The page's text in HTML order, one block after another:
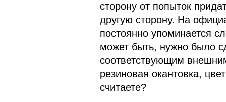
сторону от попыток
другую сторону. На
постоянно упоминается
может быть, нужно было
соответствующим
резиновая окантовка,
считаете?